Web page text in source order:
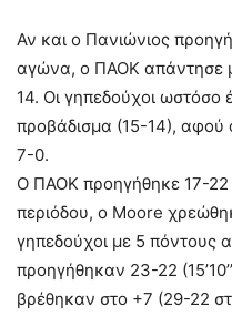
Αν και ο Πανιώνιος
αγώνα, ο ΠΑΟΚ απάντησε
14. Οι γηπεδούχοι ωστόσο
προβάδισμα (15-14), αφού
7-0.
Ο ΠΑΟΚ προηγήθηκε 17-22
περιόδου, ο Moore
γηπεδούχοι με 5 πόντους
προηγήθηκαν 23-22
βρέθηκαν στο +7 (29-22